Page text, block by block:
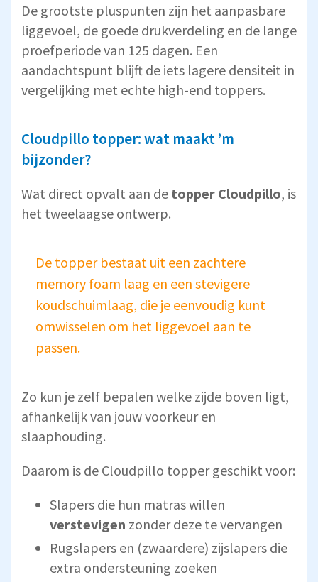
De grootste pluspunten zijn het aanpasbare
liggevoel, de goede drukverdeling en de lange
proefperiode van 125 dagen. Een
aandachtspunt blijft de iets lagere densiteit in
vergelijking met echte high-end toppers.
Cloudpillo topper: wat maakt ’m
bijzonder?
Wat direct opvalt aan de topper Cloudpillo, is
het tweelaagse ontwerp.
De topper bestaat uit een zachtere
memory foam laag en een stevigere
koudschuimlaag, die je eenvoudig kunt
omwisselen om het liggevoel aan te
passen.
Zo kun je zelf bepalen welke zijde boven ligt,
afhankelijk van jouw voorkeur en
slaaphouding.
Daarom is de Cloudpillo topper geschikt voor:
Slapers die hun matras willen
verstevigen zonder deze te vervangen
Rugslapers en (zwaardere) zijslapers die
extra ondersteuning zoeken